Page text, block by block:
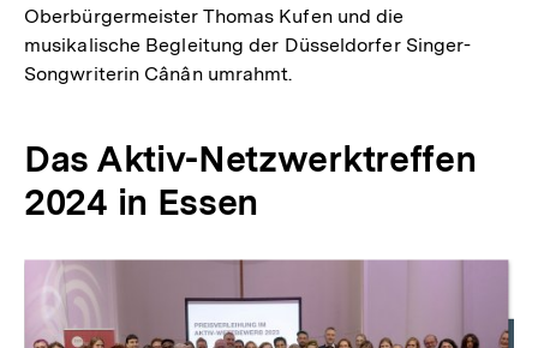
Oberbürgermeister Thomas Kufen und die
musikalische Begleitung der Düsseldorfer Singer-
Songwriterin Cânân umrahmt.
Das Aktiv-Netzwerktreffen
2024 in Essen
Inhaltskarussell
überspringen